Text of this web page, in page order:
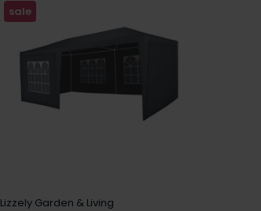
sale
Lizzely Garden & Living